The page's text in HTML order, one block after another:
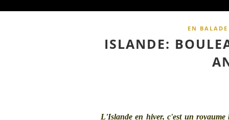
EN
ISLANDE:
L'Islande en hiver, c'est un royaume